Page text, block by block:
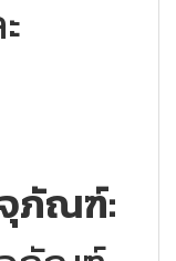
ภัณฑ์: